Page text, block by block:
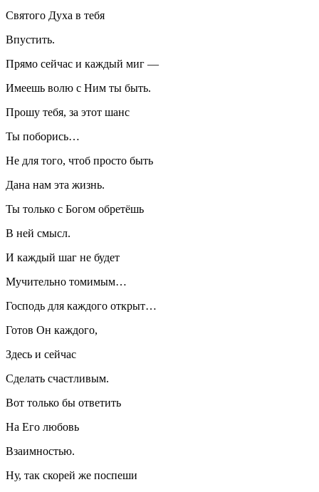
Святого Духа в тебя
Впустить.
Прямо сейчас и каждый миг —
Имеешь волю с Ним ты быть.
Прошу тебя, за этот шанс
Ты поборись…
Не для того, чтоб просто быть
Дана нам эта жизнь.
Ты только с Богом обретёшь
В ней смысл.
И каждый шаг не будет
Мучительно томимым…
Господь для каждого открыт…
Готов Он каждого,
Здесь и сейчас
Сделать счастливым.
Вот только бы ответить
На Его любовь
Взаимностью.
Ну, так скорей же поспеши